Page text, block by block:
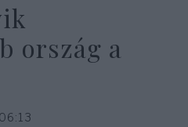
ország a